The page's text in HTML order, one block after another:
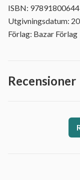
ISBN:
Utgivningsdatum:
Förlag: Bazar Förlag
Recensioner